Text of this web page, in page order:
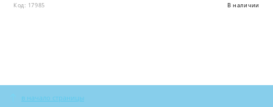
Код: 17985 В наличии
в начало страницы